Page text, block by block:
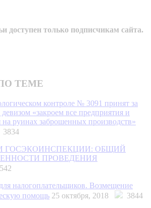
доступен только подписчикам сайта.
ТЕМЕ
контроле № 3091 принят за
«закроем все предприятия и
на руинах заброшенных производств»
3834
ГОСЭКОИНСПЕКЦИИ: ОБЩИЙ
ПРОВЕДЕНИЯ
налогоплательщиков. Возмещение
помощь 25 октября, 2018
3844